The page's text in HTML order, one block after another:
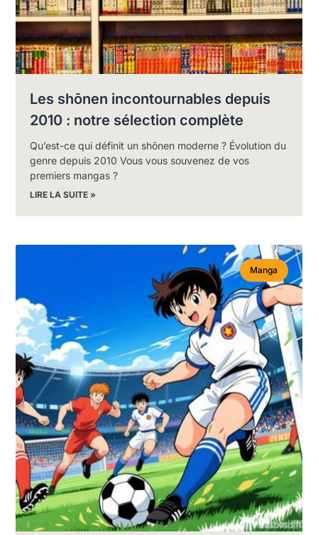
Les shōnen incontournables depuis
2010 : notre sélection complète
Qu’est-ce qui définit un shōnen moderne ? Évolution du
genre depuis 2010 Vous vous souvenez de vos
premiers mangas ?
LIRE LA SUITE »
Manga